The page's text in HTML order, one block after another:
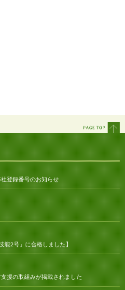
登録番号のお知らせ
能2号」に合格しました】
援の取組みが掲載されました